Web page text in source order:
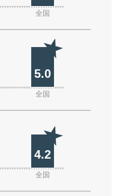
全国
5.0
全国
4.2
全国